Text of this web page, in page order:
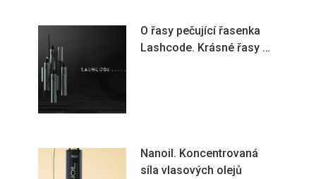
O řasy pečující řasenka
Lashcode. Krásné řasy …
Nanoil. Koncentrovaná
síla vlasových olejů